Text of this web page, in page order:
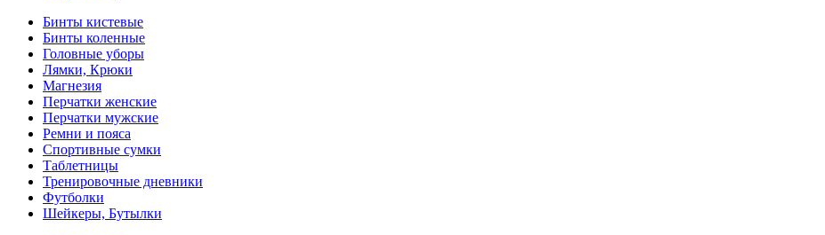
Бинты кистевые
Бинты коленные
Головные уборы
Лямки, Крюки
Магнезия
Перчатки женские
Перчатки мужские
Ремни и пояса
Спортивные сумки
Таблетницы
Тренировочные дневники
Футболки
Шейкеры, Бутылки